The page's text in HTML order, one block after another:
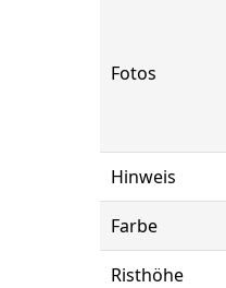
Fotos
Hinweis
Farbe
Risthöhe